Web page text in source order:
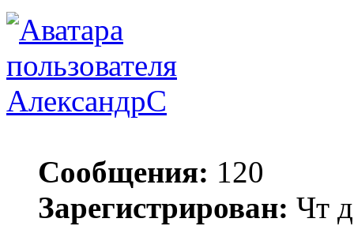
АлександрС
Сообщения: 120
Зарегистрирован: Чт